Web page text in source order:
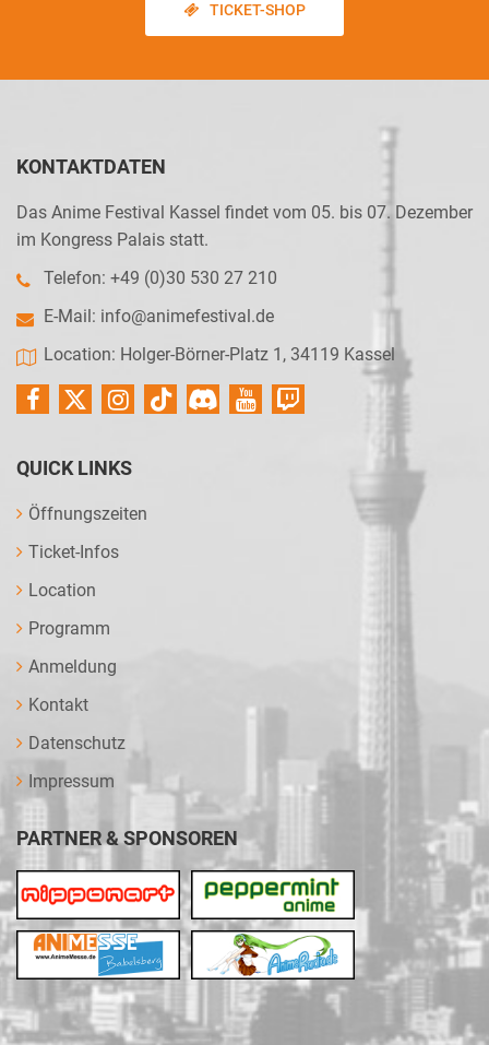
TICKET-SHOP
KONTAKTDATEN
Das Anime Festival Kassel findet vom 05. bis 07. Dezember
im Kongress Palais statt.
Telefon: +49 (0)30 530 27 210
E-Mail: info@animefestival.de
Location: Holger-Börner-Platz 1, 34119 Kassel
QUICK LINKS
Öffnungszeiten
Ticket-Infos
Location
Programm
Anmeldung
Kontakt
Datenschutz
Impressum
PARTNER & SPONSOREN